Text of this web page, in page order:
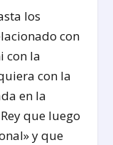
los
con
con la
con la
en la
que luego
y que